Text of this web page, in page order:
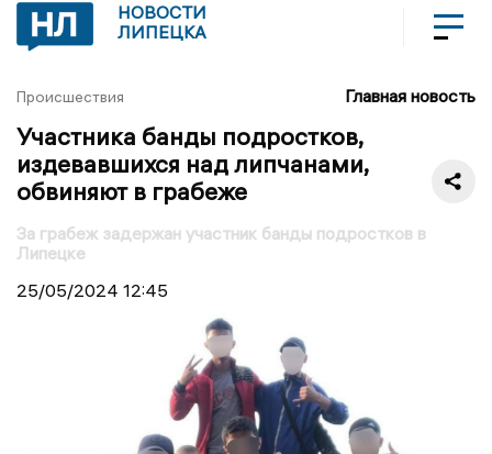
НОВОСТИ
ЛИПЕЦКА
Происшествия Главная новость
Участника банды подростков,
издевавшихся над липчанами,
обвиняют в грабеже
За грабеж задержан участник банды подростков в
Липецке
25/05/2024 12:45